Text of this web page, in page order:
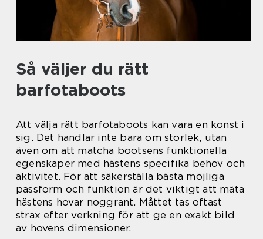
Så väljer du rätt
barfotaboots
Att välja rätt barfotaboots kan vara en konst i
sig. Det handlar inte bara om storlek, utan
även om att matcha bootsens funktionella
egenskaper med hästens specifika behov och
aktivitet. För att säkerställa bästa möjliga
passform och funktion är det viktigt att mäta
hästens hovar noggrant. Måttet tas oftast
strax efter verkning för att ge en exakt bild
av hovens dimensioner.